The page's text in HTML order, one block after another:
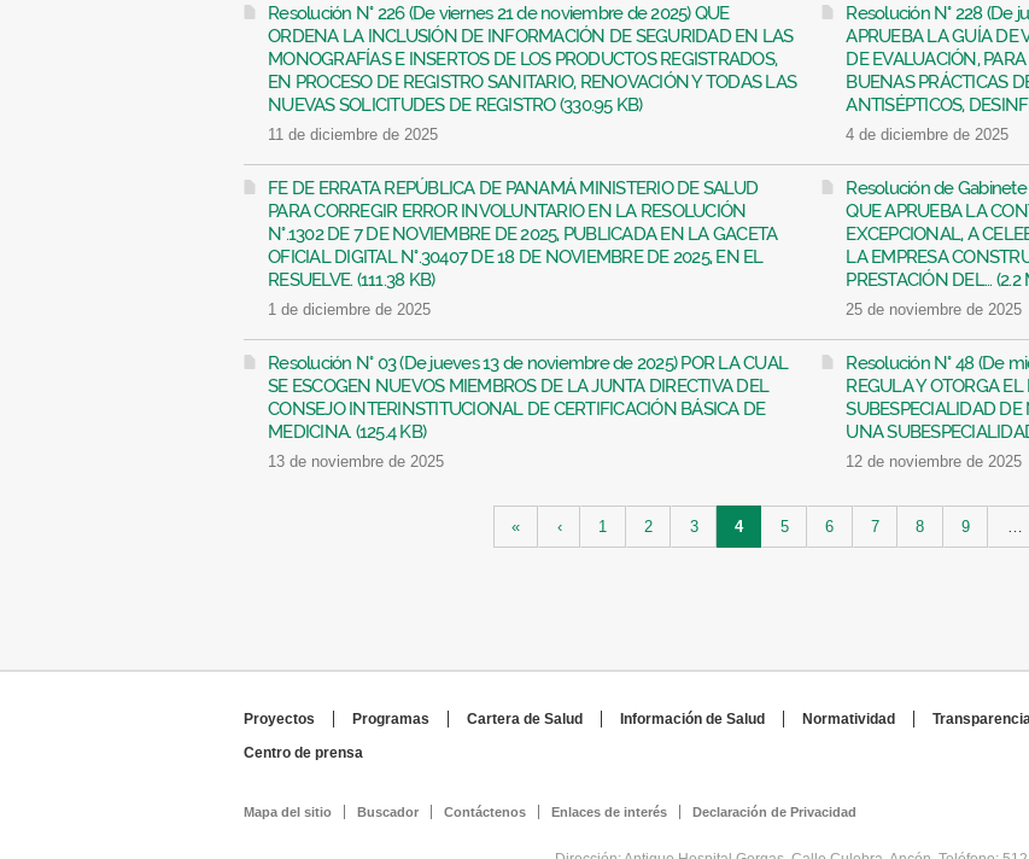
Resolución N° 226 (De viernes 21 de noviembre de 2025) QUE
ORDENA LA INCLUSIÓN DE INFORMACIÓN DE SEGURIDAD EN LAS
MONOGRAFÍAS E INSERTOS DE LOS PRODUCTOS REGISTRADOS,
EN PROCESO DE REGISTRO SANITARIO, RENOVACIÓN Y TODAS LAS
NUEVAS SOLICITUDES DE REGISTRO (330.95 KB)
11 de diciembre de 2025
Resolución N° 228 (De
APRUEBA LA GUÍA DE
DE EVALUACIÓN,
BUENAS PRÁCTICAS
ANTISÉPTICOS,
4 de diciembre de 2025
FE DE ERRATA REPÚBLICA DE PANAMÁ MINISTERIO DE SALUD
PARA CORREGIR ERROR INVOLUNTARIO EN LA RESOLUCIÓN
N°.1302 DE 7 DE NOVIEMBRE DE 2025, PUBLICADA EN LA GACETA
OFICIAL DIGITAL N°.30407 DE 18 DE NOVIEMBRE DE 2025, EN EL
RESUELVE. (111.38 KB)
1 de diciembre de 2025
Resolución de
QUE APRUEBA LA
EXCEPCIONAL, A
LA EMPRESA
PRESTACIÓN DEL... (2.2
25 de noviembre de 2025
Resolución N° 03 (De jueves 13 de noviembre de 2025) POR LA CUAL
SE ESCOGEN NUEVOS MIEMBROS DE LA JUNTA DIRECTIVA DEL
CONSEJO INTERINSTITUCIONAL DE CERTIFICACIÓN BÁSICA DE
MEDICINA. (125.4 KB)
13 de noviembre de 2025
Resolución N° 48 (De
REGULA Y OTORGA
SUBESPECIALIDAD
UNA
12 de noviembre de 2025
« ‹ 1 2 3 4 5 6 7 8 9
Proyectos Programas Cartera de Salud Información de Salud Normatividad
Centro de prensa
Mapa del sitio Buscador Contáctenos Enlaces de interés Declaración de Privacidad